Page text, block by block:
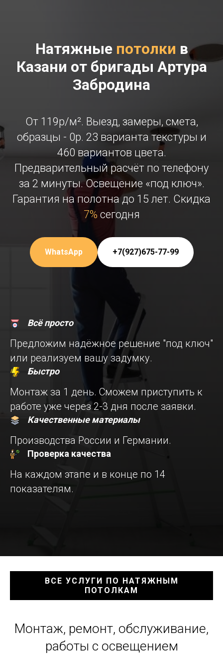
Натяжные потолки в
Казани от бригады Артура
Забродина
От 119р/м². Выезд, замеры, смета,
образцы - 0р. 23 варианта текстуры и
460 вариантов цвета.
Предварительный расчёт по телефону
за 2 минуты. Освещение «под ключ».
Гарантия на полотна до 15 лет. Скидка
7% сегодня
WhatsApp +7(927)675-77-99
Всё просто
Предложим надёжное решение "под ключ"
или реализуем вашу задумку.
Быстро
Монтаж за 1 день. Сможем приступить к
работе уже через 2-3 дня после заявки.
Качественные материалы
Производства России и Германии.
Проверка качества
На каждом этапе и в конце по 14
показателям.
ВСЕ УСЛУГИ ПО НАТЯЖНЫМ
ПОТОЛКАМ
Монтаж, ремонт, обслуживание,
работы с освещением